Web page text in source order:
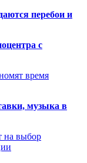
перебои и
с
время
музыка в
на выбор